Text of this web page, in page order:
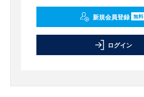
新規会員登録 無料
ログイン